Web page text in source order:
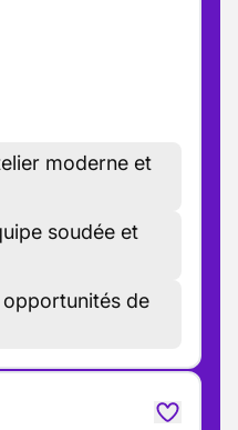
moderne et
soudée et
de